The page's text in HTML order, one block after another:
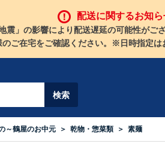
配送に関するお知ら
震」の影響により配送遅延の可能性がご
ご在宅をご確認ください。※日時指定
～鶴屋のお中元 乾物・惣菜類 素麺